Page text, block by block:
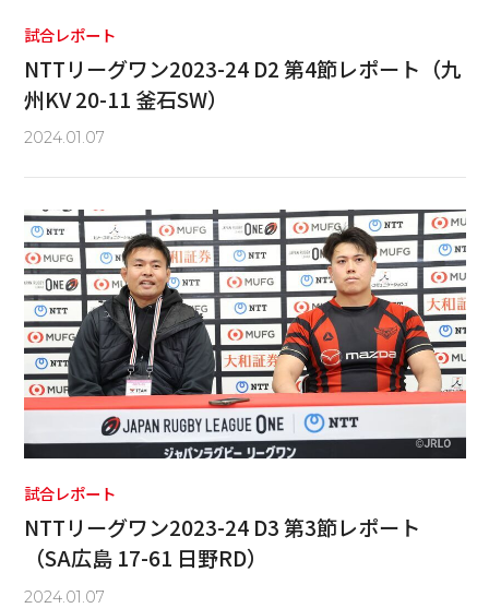
試合レポート
NTTリーグワン2023-24 D2 第4節レポート（九
州KV 20-11 釜石SW）
2024.01.07
試合レポート
NTTリーグワン2023-24 D3 第3節レポート
（SA広島 17-61 日野RD）
2024.01.07